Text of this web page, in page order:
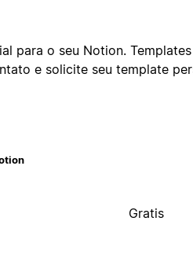
para o seu Notion.
e solicite seu template
Gratis